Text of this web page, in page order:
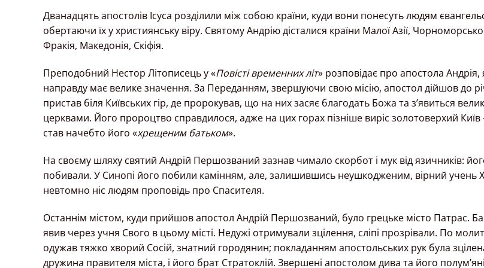
Дванадцять апостолів Ісуса розділили між собою країни, куди вони понесуть людям
обертаючи їх у християнську віру. Святому Андрію дісталися країни Малої Азії,
Фракія, Македонія, Скіфія.
Преподобний Нестор Літописець у «Повісті временних літ» розповідає про апостола Андрія,
направду має велике значення. За Переданням, звершуючи свою місію, апостол дійшов до
пристав біля Київських гір, де пророкував, що на них засяє благодать Божа та з’явиться
церквами. Його пророцтво справдилося, адже на цих горах пізніше виріс золотоверхий Київ
став начебто його «хрещеним батьком».
На своєму шляху святий Андрій Першозваний зазнав чимало скорбот і мук від язичників:
побивали. У Синопі його побили камінням, але, залишившись неушкодженим, вірний учень
невтомно ніс людям проповідь про Спасителя.
Останнім містом, куди прийшов апостол Андрій Першозваний, було грецьке місто Патрас.
явив через учня Свого в цьому місті. Недужі отримували зцілення, сліпі прозрівали. По
одужав тяжко хворий Сосій, знатний городянин; покладанням апостольських рук була
дружина правителя міста, і його брат Стратоклій. Звершені апостолом дива та його